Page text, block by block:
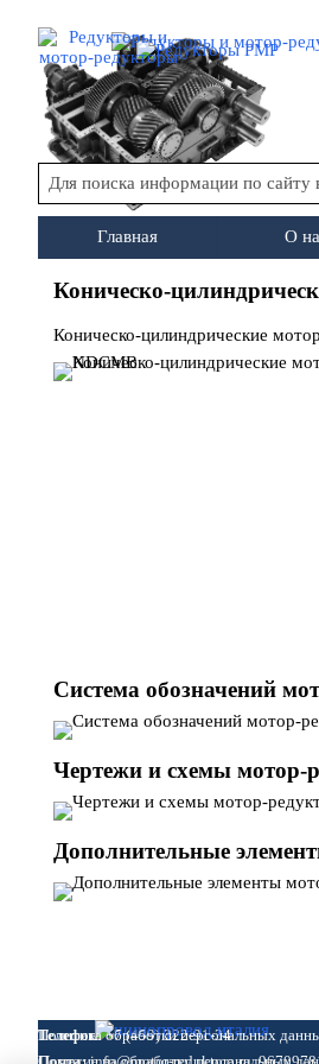
Главная О
Коническо-
Коническо-цилиндрические
Система обозначений
Чертежи и схемы мотор-
Дополнительные
Политика обработки персональных
Телефон: +7 (499) 322-91-34